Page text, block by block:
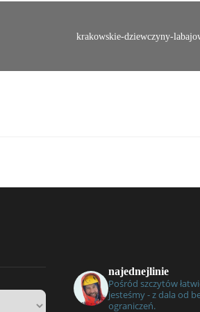
krakowskie-dziewczyny-
najednejlinie
Pośród szczytów
jesteśmy - z dala od
ograniczeń.